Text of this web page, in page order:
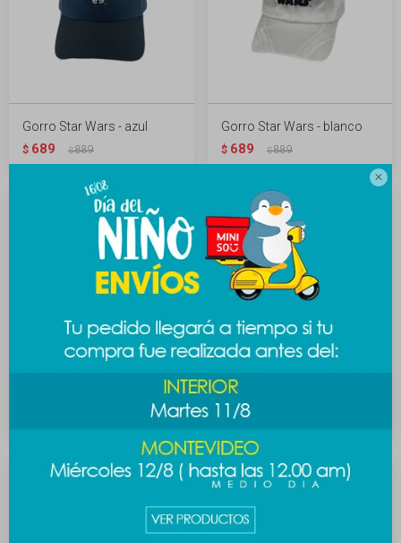

Gorro Star Wars - azul
$ 689 $889
Gorro Star Wars - blanco
$ 689 $889
Paraguas estelar Star Wars
$ 789